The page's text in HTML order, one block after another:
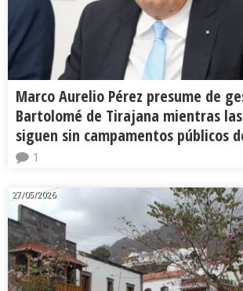
Marco Aurelio Pérez presume de
Bartolomé de Tirajana mientras
siguen sin campamentos públicos
1
27/05/2026